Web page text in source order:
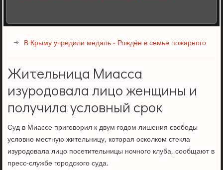
В Крыму учредили медаль - Рождён в семье пожарного
Жительница Миасса
изуродовала лицо женщины и
получила условный срок
Суд в Миассе приговорил к двум годом лишения свободы
условно местную жительницу, которая осколком стекла
изуродовала лицо посетительницы ночного клуба, сообщают в
пресс-службе городского суда.